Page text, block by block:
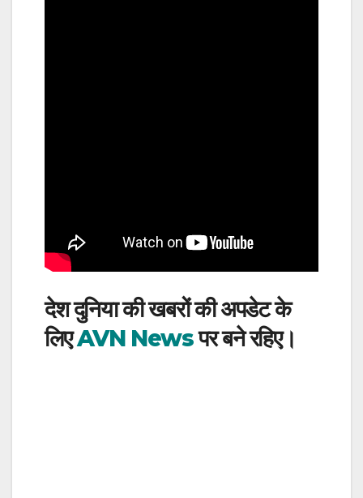
देश दुनिया की खबरों की अपडेट के
लिएAVN Newsपर बने रहिए।